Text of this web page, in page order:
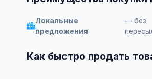
Локальные
предложения
— без
Как быстро продать